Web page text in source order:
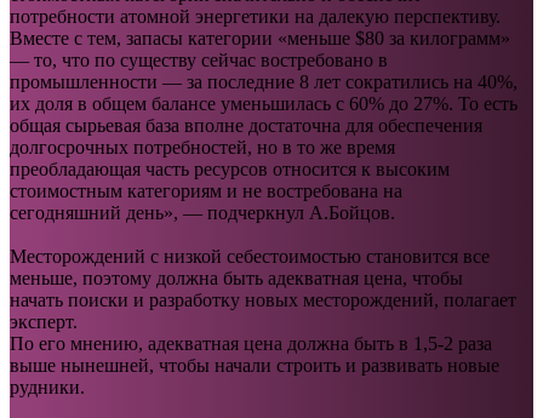
потребности атомной энергетики на далекую перспективу.
Вместе с тем, запасы категории «меньше $80 за килограмм»
— то, что по существу сейчас востребовано в
промышленности — за последние 8 лет сократились на 40%,
их доля в общем балансе уменьшилась с 60% до 27%. То есть
общая сырьевая база вполне достаточна для обеспечения
долгосрочных потребностей, но в то же время
преобладающая часть ресурсов относится к высоким
стоимостным категориям и не востребована на
сегодняшний день», — подчеркнул А.Бойцов.
Месторождений с низкой себестоимостью становится все
меньше, поэтому должна быть адекватная цена, чтобы
начать поиски и разработку новых месторождений, полагает
эксперт.
По его мнению, адекватная цена должна быть в 1,5-2 раза
выше нынешней, чтобы начали строить и развивать новые
рудники.